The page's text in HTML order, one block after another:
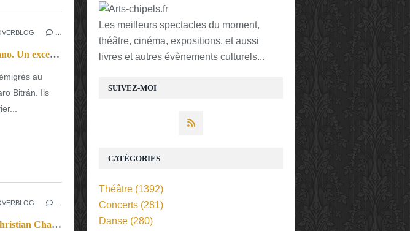
El Cuarteto latinoamericano. Un exceptionnel voyage musical
au
Bitrán. Ils
Rachel Kolly D’Alba et Christian Chamorel. Aimez-vous Lekeu et Strauss ?
SUIVEZ-MOI
Les meilleurs spectacles du moment,
théâtre, cinéma, expositions, et aussi
livres et autres évènements culturels...
CATÉGORIES
Théâtre (1392)
Concerts (281)
Danse (280)